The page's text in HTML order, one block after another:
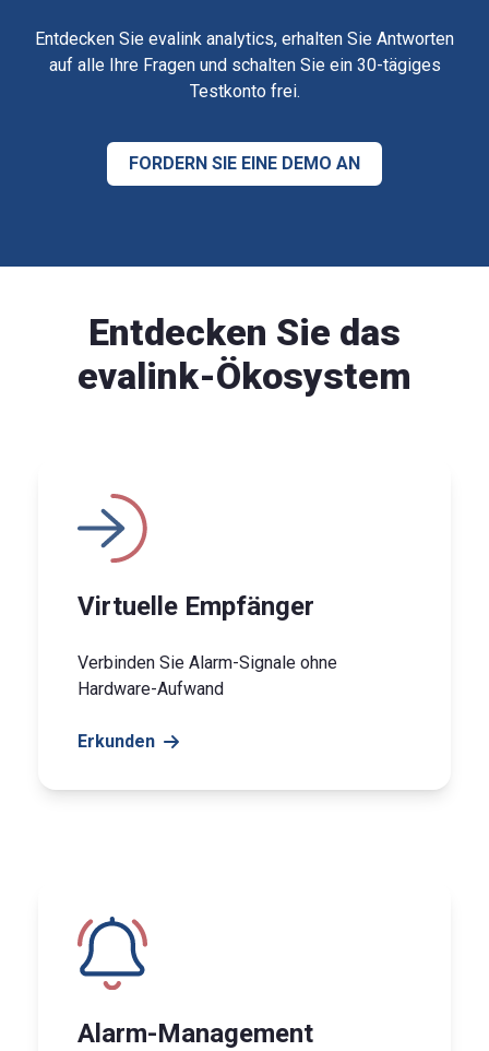
Entdecken Sie evalink analytics, erhalten Sie Antworten
auf alle Ihre Fragen und schalten Sie ein 30-tägiges
Testkonto frei.
FORDERN SIE EINE DEMO AN
Entdecken Sie das
evalink-Ökosystem
Virtuelle Empfänger
Verbinden Sie Alarm-Signale ohne
Hardware-Aufwand
Erkunden
Alarm-Management